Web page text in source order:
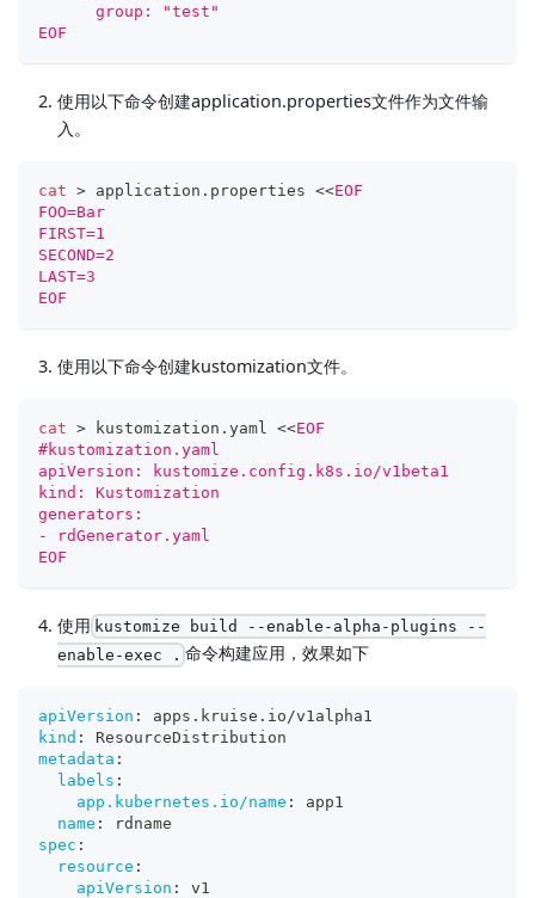
      group: "test"
EOF
使用以下命令创建application.properties文件作为文件输
入。
cat > application.properties <<EOF
FOO=Bar
FIRST=1
SECOND=2
LAST=3
EOF
使用以下命令创建kustomization文件。
cat > kustomization.yaml <<EOF
#kustomization.yaml
apiVersion: kustomize.config.k8s.io/v1beta1
kind: Kustomization
generators:
- rdGenerator.yaml
EOF
使用 kustomize build --enable-alpha-plugins --
enable-exec . 命令构建应用，效果如下
apiVersion :
apps.kruise.io/v1alpha1
kind :
ResourceDistribution
metadata :
labels :
app.kubernetes.io/name :
app1
name :
rdname
spec :
resource :
apiVersion :
v1